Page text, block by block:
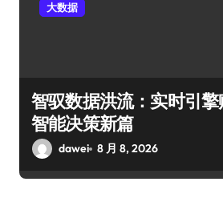
大数据
智驭数据洪流：实时引
智能决策新篇
dawei 8 月 8, 2026